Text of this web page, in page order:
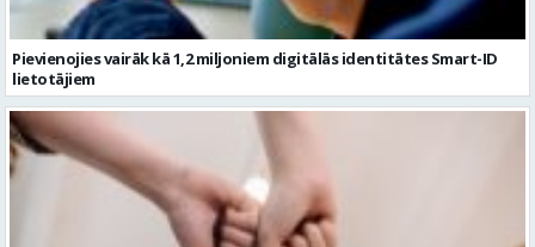
Pievienojies vairāk kā 1,2 miljoniem digitālās identitātes Smart-ID
lietotājiem